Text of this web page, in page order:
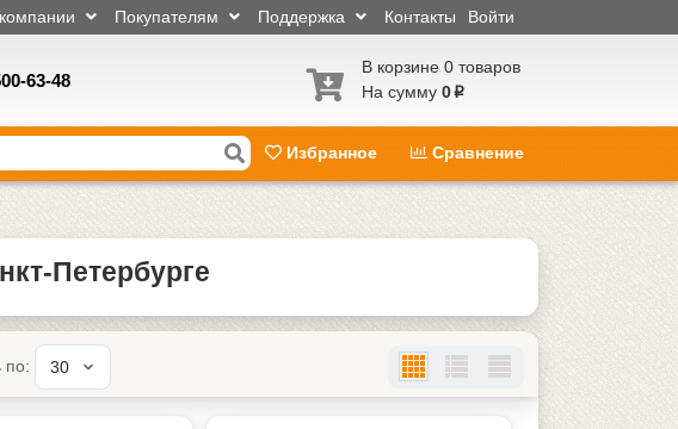
Войти
Контакты
Поддержка
Покупателям
63-48
В корзине 0 товаров
На сумму 0 p
Избранное Сравнение
Петербурге
по: